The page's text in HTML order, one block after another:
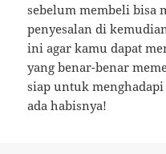
sebelum membeli bisa
penyesalan di
ini agar kamu dapat
yang benar-benar
siap untuk
ada habisnya!